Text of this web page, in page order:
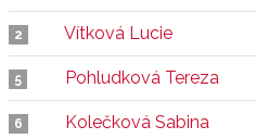
2 Vítková Lucie
5 Pohludková Tereza
6 Kolečková Sabina